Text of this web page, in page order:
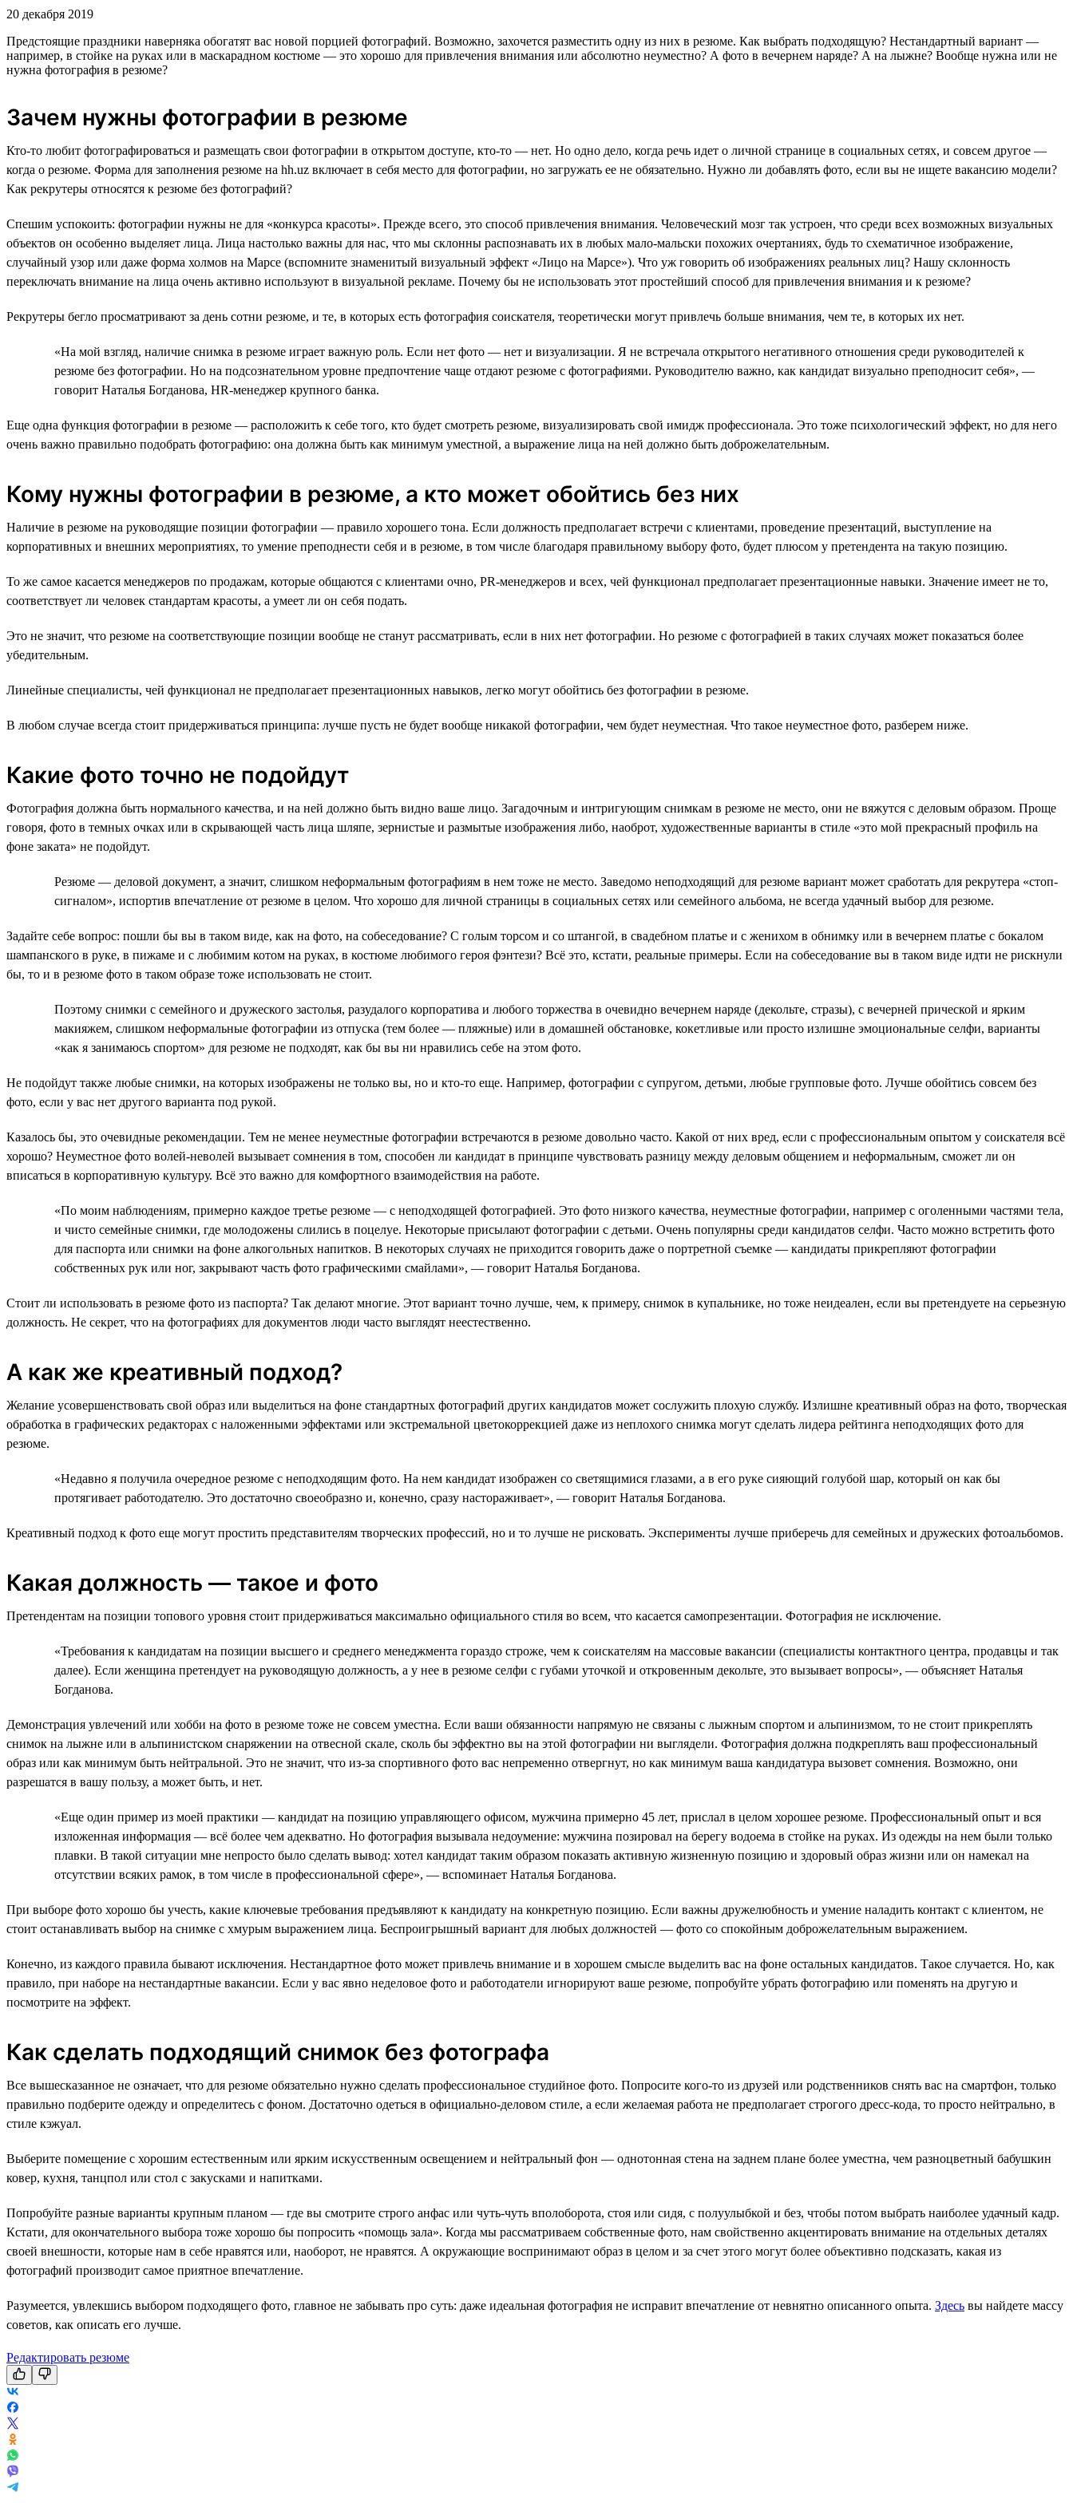
20 декабря 2019
Предстоящие праздники наверняка обогатят вас новой порцией фотографий. Возможно, захочется разместить одну из них в резюме. Как выбрать подходящую? Нестандартный вариант —
например, в стойке на руках или в маскарадном костюме — это хорошо для привлечения внимания или абсолютно неуместно? А фото в вечернем наряде? А на лыжне? Вообще нужна или не
нужна фотография в резюме?
Зачем нужны фотографии в резюме
Кто-то любит фотографироваться и размещать свои фотографии в открытом доступе, кто-то — нет. Но одно дело, когда речь идет о личной странице в социальных сетях, и совсем другое —
когда о резюме. Форма для заполнения резюме на hh.uz включает в себя место для фотографии, но загружать ее не обязательно. Нужно ли добавлять фото, если вы не ищете вакансию модели?
Как рекрутеры относятся к резюме без фотографий?
Спешим успокоить: фотографии нужны не для «конкурса красоты». Прежде всего, это способ привлечения внимания. Человеческий мозг так устроен, что среди всех возможных визуальных
объектов он особенно выделяет лица. Лица настолько важны для нас, что мы склонны распознавать их в любых мало-мальски похожих очертаниях, будь то схематичное изображение,
случайный узор или даже форма холмов на Марсе (вспомните знаменитый визуальный эффект «Лицо на Марсе»). Что уж говорить об изображениях реальных лиц? Нашу склонность
переключать внимание на лица очень активно используют в визуальной рекламе. Почему бы не использовать этот простейший способ для привлечения внимания и к резюме?
Рекрутеры бегло просматривают за день сотни резюме, и те, в которых есть фотография соискателя, теоретически могут привлечь больше внимания, чем те, в которых их нет.
«На мой взгляд, наличие снимка в резюме играет важную роль. Если нет фото — нет и визуализации. Я не встречала открытого негативного отношения среди руководителей к
резюме без фотографии. Но на подсознательном уровне предпочтение чаще отдают резюме с фотографиями. Руководителю важно, как кандидат визуально преподносит себя», —
говорит Наталья Богданова, HR-менеджер крупного банка.
Еще одна функция фотографии в резюме — расположить к себе того, кто будет смотреть резюме, визуализировать свой имидж профессионала. Это тоже психологический эффект, но для него
очень важно правильно подобрать фотографию: она должна быть как минимум уместной, а выражение лица на ней должно быть доброжелательным.
Кому нужны фотографии в резюме, а кто может обойтись без них
Наличие в резюме на руководящие позиции фотографии — правило хорошего тона. Если должность предполагает встречи с клиентами, проведение презентаций, выступление на
корпоративных и внешних мероприятиях, то умение преподнести себя и в резюме, в том числе благодаря правильному выбору фото, будет плюсом у претендента на такую позицию.
То же самое касается менеджеров по продажам, которые общаются с клиентами очно, PR-менеджеров и всех, чей функционал предполагает презентационные навыки. Значение имеет не то,
соответствует ли человек стандартам красоты, а умеет ли он себя подать.
Это не значит, что резюме на соответствующие позиции вообще не станут рассматривать, если в них нет фотографии. Но резюме с фотографией в таких случаях может показаться более
убедительным.
Линейные специалисты, чей функционал не предполагает презентационных навыков, легко могут обойтись без фотографии в резюме.
В любом случае всегда стоит придерживаться принципа: лучше пусть не будет вообще никакой фотографии, чем будет неуместная. Что такое неуместное фото, разберем ниже.
Какие фото точно не подойдут
Фотография должна быть нормального качества, и на ней должно быть видно ваше лицо. Загадочным и интригующим снимкам в резюме не место, они не вяжутся с деловым образом. Проще
говоря, фото в темных очках или в скрывающей часть лица шляпе, зернистые и размытые изображения либо, наоброт, художественные варианты в стиле «это мой прекрасный профиль на
фоне заката» не подойдут.
Резюме — деловой документ, а значит, слишком неформальным фотографиям в нем тоже не место. Заведомо неподходящий для резюме вариант может сработать для рекрутера «стоп-
сигналом», испортив впечатление от резюме в целом. Что хорошо для личной страницы в социальных сетях или семейного альбома, не всегда удачный выбор для резюме.
Задайте себе вопрос: пошли бы вы в таком виде, как на фото, на собеседование? С голым торсом и со штангой, в свадебном платье и с женихом в обнимку или в вечернем платье с бокалом
шампанского в руке, в пижаме и с любимим котом на руках, в костюме любимого героя фэнтези? Всё это, кстати, реальные примеры. Если на собеседование вы в таком виде идти не рискнули
бы, то и в резюме фото в таком образе тоже использовать не стоит.
Поэтому снимки с семейного и дружеского застолья, разудалого корпоратива и любого торжества в очевидно вечернем наряде (декольте, стразы), с вечерней прической и ярким
макияжем, слишком неформальные фотографии из отпуска (тем более — пляжные) или в домашней обстановке, кокетливые или просто излишне эмоциональные селфи, варианты
«как я занимаюсь спортом» для резюме не подходят, как бы вы ни нравились себе на этом фото.
Не подойдут также любые снимки, на которых изображены не только вы, но и кто-то еще. Например, фотографии с супругом, детьми, любые групповые фото. Лучше обойтись совсем без
фото, если у вас нет другого варианта под рукой.
Казалось бы, это очевидные рекомендации. Тем не менее неуместные фотографии встречаются в резюме довольно часто. Какой от них вред, если с профессиональным опытом у соискателя всё
хорошо? Неуместное фото волей-неволей вызывает сомнения в том, способен ли кандидат в принципе чувствовать разницу между деловым общением и неформальным, сможет ли он
вписаться в корпоративную культуру. Всё это важно для комфортного взаимодействия на работе.
«По моим наблюдениям, примерно каждое третье резюме — с неподходящей фотографией. Это фото низкого качества, неуместные фотографии, например с оголенными частями тела,
и чисто семейные снимки, где молодожены слились в поцелуе. Некоторые присылают фотографии с детьми. Очень популярны среди кандидатов селфи. Часто можно встретить фото
для паспорта или снимки на фоне алкогольных напитков. В некоторых случаях не приходится говорить даже о портретной съемке — кандидаты прикрепляют фотографии
собственных рук или ног, закрывают часть фото графическими смайлами», — говорит Наталья Богданова.
Стоит ли использовать в резюме фото из паспорта? Так делают многие. Этот вариант точно лучше, чем, к примеру, снимок в купальнике, но тоже неидеален, если вы претендуете на серьезную
должность. Не секрет, что на фотографиях для документов люди часто выглядят неестественно.
А как же креативный подход?
Желание усовершенствовать свой образ или выделиться на фоне стандартных фотографий других кандидатов может сослужить плохую службу. Излишне креативный образ на фото, творческая
обработка в графических редакторах с наложенными эффектами или экстремальной цветокоррекцией даже из неплохого снимка могут сделать лидера рейтинга неподходящих фото для
резюме.
«Недавно я получила очередное резюме с неподходящим фото. На нем кандидат изображен со светящимися глазами, а в его руке сияющий голубой шар, который он как бы
протягивает работодателю. Это достаточно своеобразно и, конечно, сразу настораживает», — говорит Наталья Богданова.
Креативный подход к фото еще могут простить представителям творческих профессий, но и то лучше не рисковать. Эксперименты лучше приберечь для семейных и дружеских фотоальбомов.
Какая должность — такое и фото
Претендентам на позиции топового уровня стоит придерживаться максимально официального стиля во всем, что касается самопрезентации. Фотография не исключение.
«Требования к кандидатам на позиции высшего и среднего менеджмента гораздо строже, чем к соискателям на массовые вакансии (специалисты контактного центра, продавцы и так
далее). Если женщина претендует на руководящую должность, а у нее в резюме селфи с губами уточкой и откровенным декольте, это вызывает вопросы», — объясняет Наталья
Богданова.
Демонстрация увлечений или хобби на фото в резюме тоже не совсем уместна. Если ваши обязанности напрямую не связаны с лыжным спортом и альпинизмом, то не стоит прикреплять
снимок на лыжне или в альпинистском снаряжении на отвесной скале, сколь бы эффектно вы на этой фотографии ни выглядели. Фотография должна подкреплять ваш профессиональный
образ или как минимум быть нейтральной. Это не значит, что из-за спортивного фото вас непременно отвергнут, но как минимум ваша кандидатура вызовет сомнения. Возможно, они
разрешатся в вашу пользу, а может быть, и нет.
«Еще один пример из моей практики — кандидат на позицию управляющего офисом, мужчина примерно 45 лет, прислал в целом хорошее резюме. Профессиональный опыт и вся
изложенная информация — всё более чем адекватно. Но фотография вызывала недоумение: мужчина позировал на берегу водоема в стойке на руках. Из одежды на нем были только
плавки. В такой ситуации мне непросто было сделать вывод: хотел кандидат таким образом показать активную жизненную позицию и здоровый образ жизни или он намекал на
отсутствии всяких рамок, в том числе в профессиональной сфере», — вспоминает Наталья Богданова.
При выборе фото хорошо бы учесть, какие ключевые требования предъявляют к кандидату на конкретную позицию. Если важны дружелюбность и умение наладить контакт с клиентом, не
стоит останавливать выбор на снимке с хмурым выражением лица. Беспроигрышный вариант для любых должностей — фото со спокойным доброжелательным выражением.
Конечно, из каждого правила бывают исключения. Нестандартное фото может привлечь внимание и в хорошем смысле выделить вас на фоне остальных кандидатов. Такое случается. Но, как
правило, при наборе на нестандартные вакансии. Если у вас явно неделовое фото и работодатели игнорируют ваше резюме, попробуйте убрать фотографию или поменять на другую и
посмотрите на эффект.
Как сделать подходящий снимок без фотографа
Все вышесказанное не означает, что для резюме обязательно нужно сделать профессиональное студийное фото. Попросите кого-то из друзей или родственников снять вас на смартфон, только
правильно подберите одежду и определитесь с фоном. Достаточно одеться в официально-деловом стиле, а если желаемая работа не предполагает строгого дресс-кода, то просто нейтрально, в
стиле кэжуал.
Выберите помещение с хорошим естественным или ярким искусственным освещением и нейтральный фон — однотонная стена на заднем плане более уместна, чем разноцветный бабушкин
ковер, кухня, танцпол или стол с закусками и напитками.
Попробуйте разные варианты крупным планом — где вы смотрите строго анфас или чуть-чуть вполоборота, стоя или сидя, с полуулыбкой и без, чтобы потом выбрать наиболее удачный кадр.
Кстати, для окончательного выбора тоже хорошо бы попросить «помощь зала». Когда мы рассматриваем собственные фото, нам свойственно акцентировать внимание на отдельных деталях
своей внешности, которые нам в себе нравятся или, наоборот, не нравятся. А окружающие воспринимают образ в целом и за счет этого могут более объективно подсказать, какая из
фотографий производит самое приятное впечатление.
Разумеется, увлекшись выбором подходящего фото, главное не забывать про суть: даже идеальная фотография не исправит впечатление от невнятно описанного опыта. Здесь вы найдете массу
советов, как описать его лучше.
Редактировать резюме